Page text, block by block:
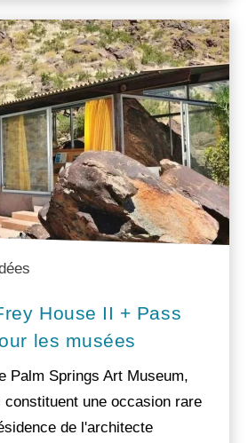
House II + Pass
les musées
Palm Springs Art Museum,
une occasion rare
de l'architecte